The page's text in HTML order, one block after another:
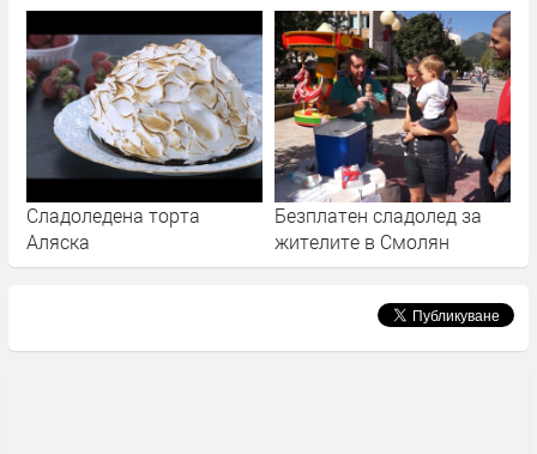
Сладоледена торта
Аляска
Безплатен сладолед за
жителите в Смолян